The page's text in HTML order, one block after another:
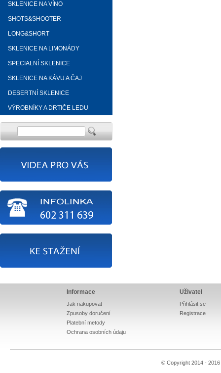
SKLENICE NA VÍNO
SHOTS&SHOOTER
LONG&SHORT
SKLENICE NA LIMONÁDY
SPECIALNÍ SKLENICE
SKLENICE NA KÁVU A ČAJ
DESERTNÍ SKLENICE
VÝROBNÍKY A DRTIČE LEDU
Informace
Jak nakupovat
Zpusoby doručení
Platební metody
Ochrana osobních údaju
Uživatel
Přihlásit se
Registrace
© Copyright 2014 - 2016